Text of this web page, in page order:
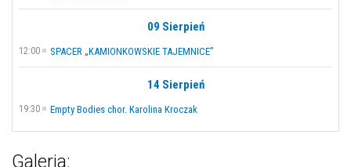
09 Sierpień
12:00 SPACER „KAMIONKOWSKIE TAJEMNICE”
14 Sierpień
19:30 Empty Bodies chor. Karolina Kroczak
Galeria: